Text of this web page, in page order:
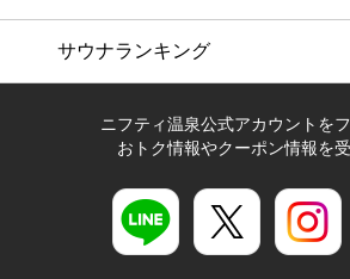
サウナランキング
ニフティ温泉公式アカウントを
おトク情報やクーポン情報を